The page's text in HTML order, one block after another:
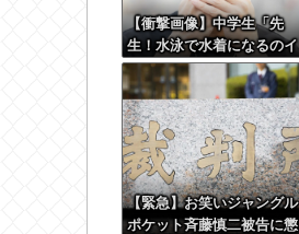
【衝撃画像】中学生「先
生！水泳で水着になるのイ
ヤです！」先生「分かっ
た」→結果まさかの『こ
う』なってしまうw w w w
w w w
【緊急】お笑いジャングル
ポケット斉藤慎二被告に懲